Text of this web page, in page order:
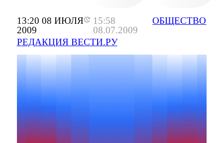
13:20 08 ИЮЛЯ
2009
15:58
08.07.2009
РЕДАКЦИЯ ВЕСТИ.РУ
ОБЩЕСТВО